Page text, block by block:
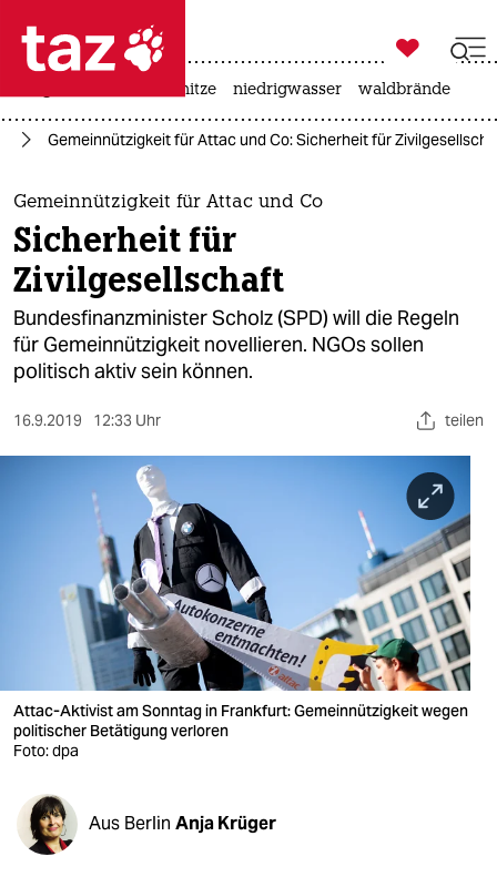
 taz zahl ich
taz zahl ich
themen
politik
öko
gesellschaft
sport
wahrheit
verlag
veranstaltungen
fragen & hilfe

taz zahl ich
hitze niedrigwasser waldbrände
Gemeinnützigkeit für Attac und Co: Sicherheit für
Gemeinnützigkeit für Attac und Co
Sicherheit für
Zivilgesellschaft
Bundesfinanzminister Scholz (SPD) will die Regeln
für Gemeinnützigkeit novellieren. NGOs sollen
politisch aktiv sein können.
16.9.2019 12:33 Uhr teilen
Attac-Aktivist am Sonntag in Frankfurt: Gemeinnützigkeit wegen
politischer Betätigung verloren
Foto: dpa
Aus Berlin Anja Krüger